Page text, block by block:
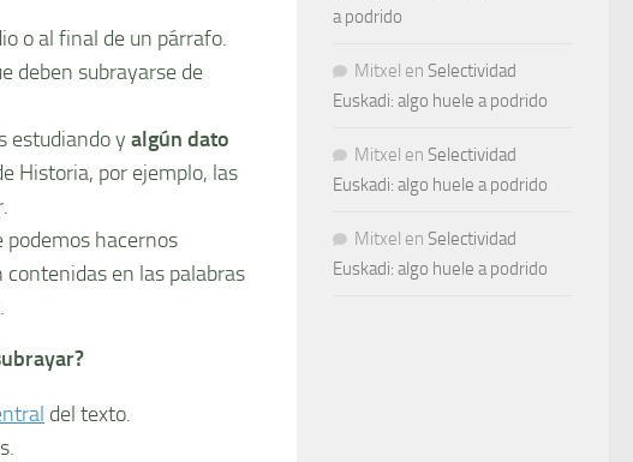
o al final de un párrafo.
deben subrayarse de
estudiando y algún dato
Historia, por ejemplo, las
hacernos
en las palabras
del texto.
a podrido
Mitxel en Selectividad
Euskadi: algo huele a podrido
Mitxel en Selectividad
Euskadi: algo huele a podrido
Mitxel en Selectividad
Euskadi: algo huele a podrido